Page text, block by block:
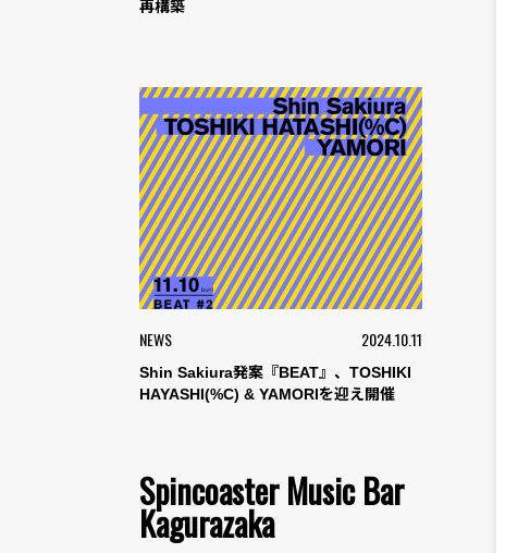
再構築
NEWS 2024.10.11
Shin Sakiura発案『BEAT』、TOSHIKI
HAYASHI(%C) & YAMORIを迎え開催
Spincoaster Music Bar
Kagurazaka